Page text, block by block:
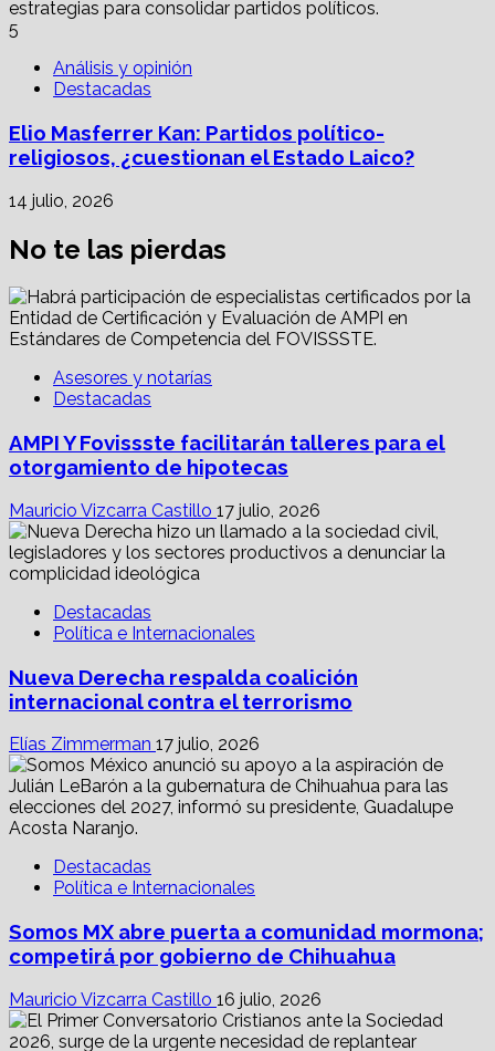
5
Análisis y opinión
Destacadas
Elio Masferrer Kan: Partidos político-
religiosos, ¿cuestionan el Estado Laico?
14 julio, 2026
No te las pierdas
Asesores y notarías
Destacadas
AMPI Y Fovissste facilitarán talleres para el
otorgamiento de hipotecas
Mauricio Vizcarra Castillo 17 julio, 2026
Destacadas
Política e Internacionales
Nueva Derecha respalda coalición
internacional contra el terrorismo
Elías Zimmerman 17 julio, 2026
Destacadas
Política e Internacionales
Somos MX abre puerta a comunidad mormona;
competirá por gobierno de Chihuahua
Mauricio Vizcarra Castillo 16 julio, 2026